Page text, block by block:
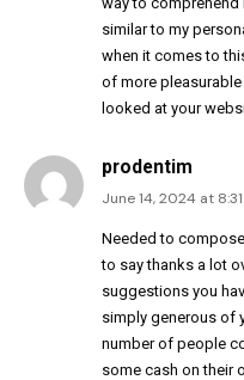
similar to my
when it comes to
of more
looked at your
prodentim
June 14, 2024 at
Needed to
to say thanks a lot
suggestions you
simply generous of
number of people
some cash on their